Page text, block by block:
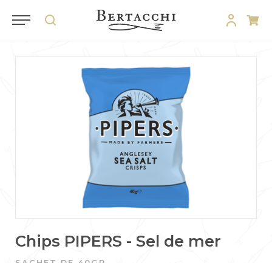
Chips PIPERS - Sel de mer